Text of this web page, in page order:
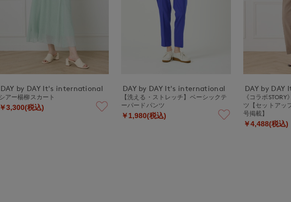
DAY by DAY It's international
シアー楊柳スカート
￥3,300(税込)
DAY by DAY It's international
【洗える・ストレッチ】ベーシックテ
ーパードパンツ
￥1,980(税込)
DAY by
《コラボ
ツ【セットアッ
号掲載】
￥4,488(税込)